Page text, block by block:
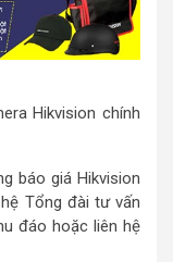
Hikvision chính
báo giá Hikvision
Tổng đài tư vấn
đáo hoặc liên hệ